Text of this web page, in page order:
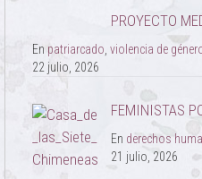
PROYECTO
En patriarcado violencia de
22 julio, 2026
FEMINISTAS
En derechos
21 julio, 2026